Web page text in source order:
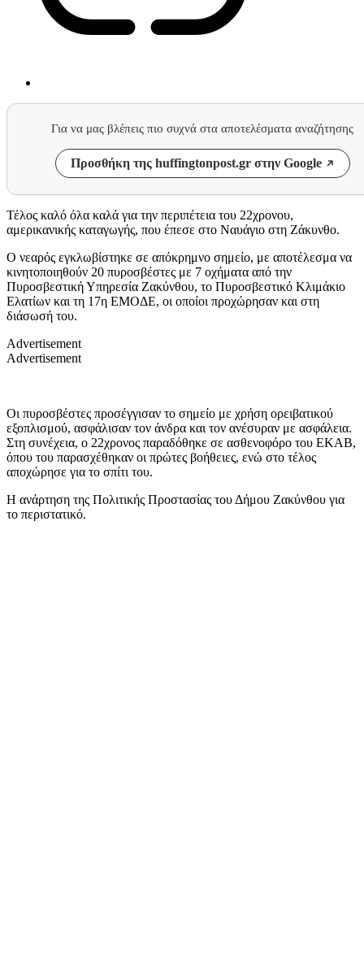
Για να μας βλέπεις πιο συχνά στα αποτελέσματα αναζήτησης
Προσθήκη της huffingtonpost.gr στην Google
Τέλος καλό όλα καλά για την περιπέτεια του 22χρονου,
αμερικανικής καταγωγής, που έπεσε στο Ναυάγιο στη Ζάκυνθο.
Ο νεαρός εγκλωβίστηκε σε απόκρημνο σημείο, με αποτέλεσμα να
κινητοποιηθούν 20 πυροσβέστες με 7 οχήματα από την
Πυροσβεστική Υπηρεσία Ζακύνθου, το Πυροσβεστικό Κλιμάκιο
Ελατίων και τη 17η ΕΜΟΔΕ, οι οποίοι προχώρησαν και στη
διάσωσή του.
Advertisement
Advertisement
Οι πυροσβέστες προσέγγισαν το σημείο με χρήση ορειβατικού
εξοπλισμού, ασφάλισαν τον άνδρα και τον ανέσυραν με ασφάλεια.
Στη συνέχεια, ο 22χρονος παραδόθηκε σε ασθενοφόρο του ΕΚΑΒ,
όπου του παρασχέθηκαν οι πρώτες βοήθειες, ενώ στο τέλος
αποχώρησε για το σπίτι του.
Η ανάρτηση της Πολιτικής Προστασίας του Δήμου Ζακύνθου για
το περιστατικό.